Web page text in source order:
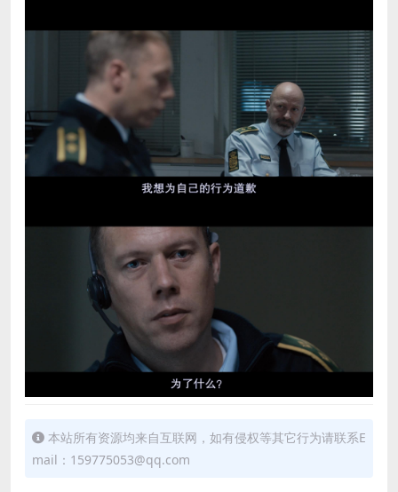
本站所有资源均来自互联网，如有侵权等其它行为请联系E
mail：159775053@qq.com